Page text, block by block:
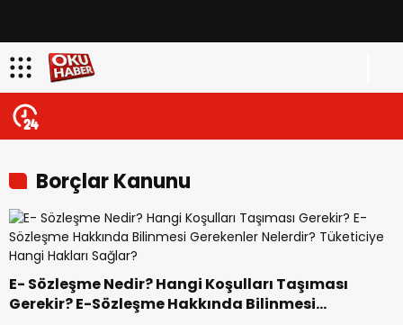
Borçlar Kanunu
E- Sözleşme Nedir? Hangi Koşulları Taşıması
Gerekir? E-Sözleşme Hakkında Bilinmesi